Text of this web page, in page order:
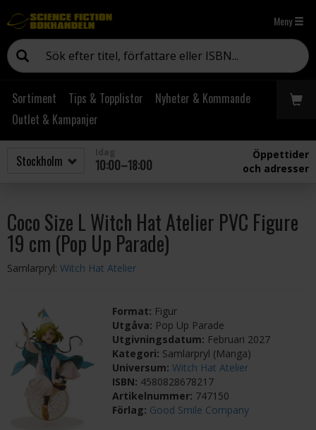
Meny
Sortiment Tips & Topplistor
Nyheter & Kommande
Outlet & Kampanjer
10:00–18:00
Öppettider
och adresser
Coco Size L Witch Hat Atelier PVC Figure
19 cm (Pop Up Parade)
Samlarpryl: Witch Hat Atelier
Format: Figur
Utgåva: Pop Up Parade
Utgivningsdatum: Februari 2027
Kategori: Samlarpryl (Manga)
Universum:Witch Hat Atelier
ISBN: 4580828678217
Artikelnummer: 747150
Förlag: Good Smile Company